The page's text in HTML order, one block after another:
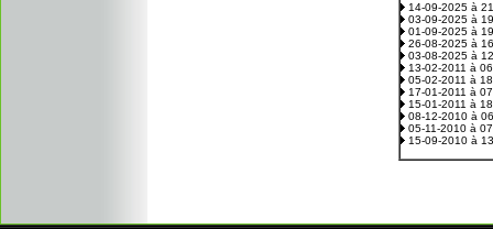
14-09-2025 à
03-09-2025 à
01-09-2025 à
26-08-2025 à
03-08-2025 à
13-02-2011 à
05-02-2011 à
17-01-2011 à
15-01-2011 à
08-12-2010 à
05-11-2010 à
15-09-2010 à